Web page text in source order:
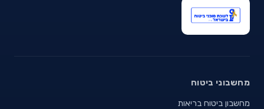
מחשבוני ביטוח
מחשבון ביטוח בריאות